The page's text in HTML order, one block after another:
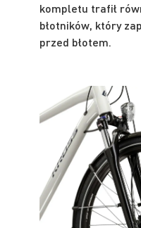
kompletu trafił
błotników, który
przed błotem.